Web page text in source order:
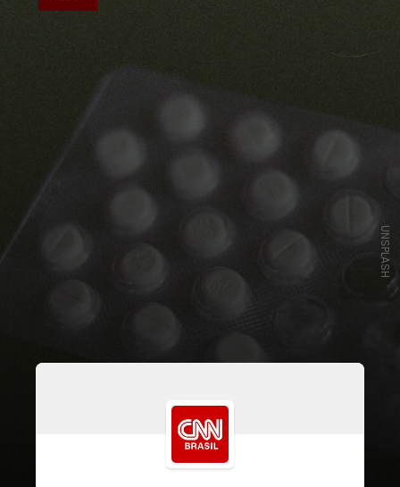
A informação é de um novo estudo
liderado por especialistas da
Universidade de Nottingham, na
UNSPLASH